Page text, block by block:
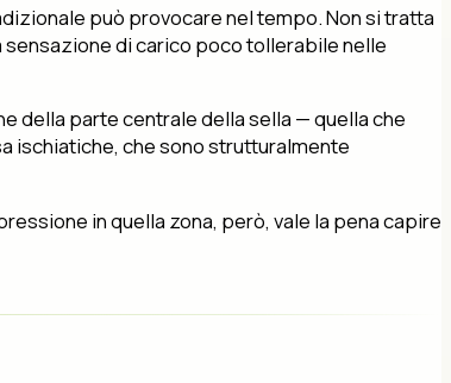
può provocare nel tempo. Non si tratta
di carico poco tollerabile nelle
della parte centrale della sella — quella che
ischiatiche, che sono strutturalmente
in quella zona, però, vale la pena capire